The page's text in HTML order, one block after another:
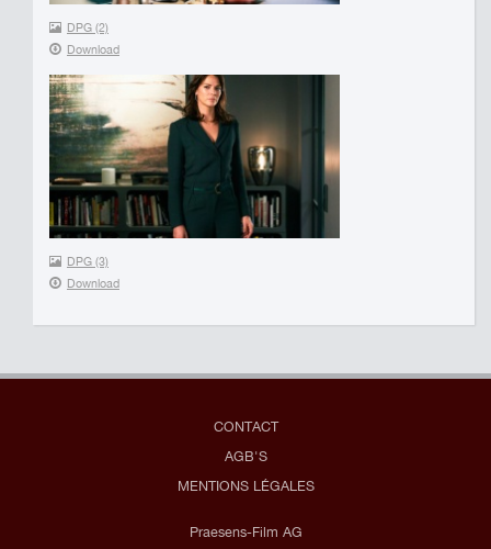
DPG (2)
Download
DPG (3)
Download
CONTACT
AGB'S
MENTIONS LÉGALES
Praesens-Film AG